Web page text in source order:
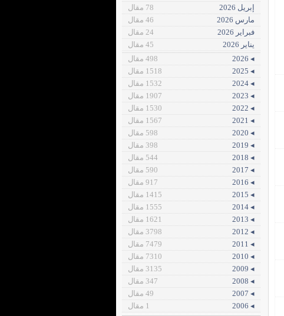
إبريل 2026
78 مقال
مارس 2026
46 مقال
فبراير 2026
24 مقال
يناير 2026
45 مقال
◂ 2026
498 مقال
◂ 2025
1518 مقال
◂ 2024
1532 مقال
◂ 2023
1907 مقال
◂ 2022
1530 مقال
◂ 2021
1567 مقال
◂ 2020
598 مقال
◂ 2019
398 مقال
◂ 2018
544 مقال
◂ 2017
590 مقال
◂ 2016
917 مقال
◂ 2015
1415 مقال
◂ 2014
1555 مقال
◂ 2013
1621 مقال
◂ 2012
3798 مقال
◂ 2011
7479 مقال
◂ 2010
7310 مقال
◂ 2009
3135 مقال
◂ 2008
347 مقال
◂ 2007
49 مقال
◂ 2006
1 مقال